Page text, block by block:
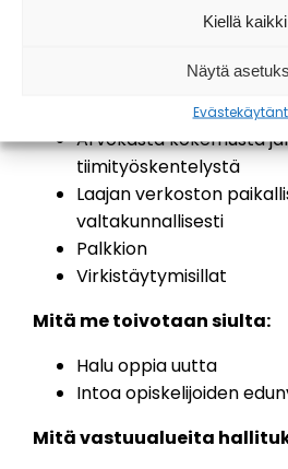
Kiellä kaikki
Näytä
Huipun porukan
Perehdytyksen
luottamustehtäviin
Arvokasta kokemusta
tiimityöskentelystä
Laajan verkoston
valtakunnallisesti
Palkkion
Virkistäytymisillat
Mitä me toivotaan siulta:
Halu oppia uutta
Intoa opiskelijoiden
Mitä vastuualueita